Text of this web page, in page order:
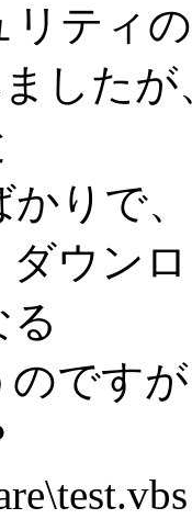
リティ
した
かりで
ダウン
る
です